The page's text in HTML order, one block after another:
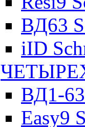
ВД63
iID
ВД1-
Easy9